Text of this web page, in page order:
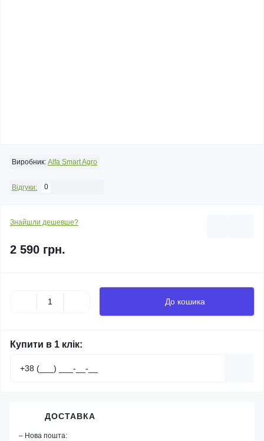
Виробник: Alfa Smart Agro
Відгуки: 0
Знайшли дешевше?
2 590 грн.
До кошика
Купити в 1 клік:
ДОСТАВКА
– Нова пошта: